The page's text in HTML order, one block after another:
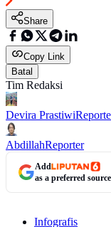
Share
Copy Link
Batal
Tim Redaksi
Devira Prastiwi
AbdillahReporter
Add
as a preferred
Infografis